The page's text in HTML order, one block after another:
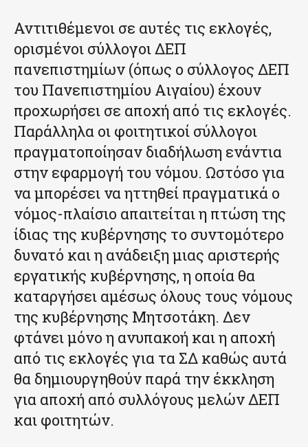
Αντιτιθέμενοι σε αυτές τις εκλογές,
ορισμένοι σύλλογοι ΔΕΠ
πανεπιστημίων (όπως ο σύλλογος ΔΕΠ
του Πανεπιστημίου Αιγαίου) έχουν
προχωρήσει σε αποχή από τις εκλογές.
Παράλληλα οι φοιτητικοί σύλλογοι
πραγματοποίησαν διαδήλωση ενάντια
στην εφαρμογή του νόμου. Ωστόσο για
να μπορέσει να ηττηθεί πραγματικά ο
νόμος-πλαίσιο απαιτείται η πτώση της
ίδιας της κυβέρνησης το συντομότερο
δυνατό και η ανάδειξη μιας αριστερής
εργατικής κυβέρνησης, η οποία θα
καταργήσει αμέσως όλους τους νόμους
της κυβέρνησης Μητσοτάκη. Δεν
φτάνει μόνο η ανυπακοή και η αποχή
από τις εκλογές για τα ΣΔ καθώς αυτά
θα δημιουργηθούν παρά την έκκληση
για αποχή από συλλόγους μελών ΔΕΠ
και φοιτητών.